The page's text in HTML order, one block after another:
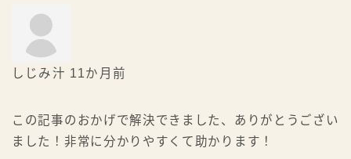
しじみ汁 11か月前
この記事のおかげで解決できました、ありがとうござい
ました！非常に分かりやすくて助かります！